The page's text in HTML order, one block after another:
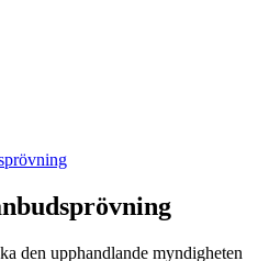
den upphandlande myndigheten